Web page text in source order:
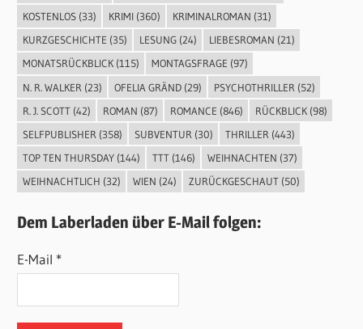
KOSTENLOS(33) KRIMI(360) KRIMINALROMAN (31)
KURZGESCHICHTE (35) LESUNG(24) LIEBESROMAN (21)
MONATSRÜCKBLICK(115) MONTAGSFRAGE (97)
N. R. WALKER (23) OFELIA GRÄND(29) PSYCHOTHRILLER (52)
R. J. SCOTT(42) ROMAN (87) ROMANCE (846) RÜCKBLICK(98)
SELFPUBLISHER (358) SUBVENTUR (30) THRILLER (443)
TOP TEN THURSDAY(144) TTT(146) WEIHNACHTEN (37)
WEIHNACHTLICH (32) WIEN (24) ZURÜCKGESCHAUT(50)
Dem Laberladen über E-Mail folgen:
E-Mail *